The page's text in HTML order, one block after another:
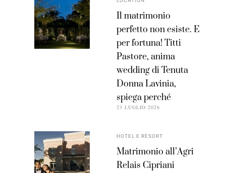
Il matrimonio
perfetto non esiste. E
per fortuna! Titti
Pastore, anima
wedding di Tenuta
Donna Lavinia,
spiega perché
23 LUGLIO 2026
HOTEL E RESORT
Matrimonio all’Agri
Relais Cipriani